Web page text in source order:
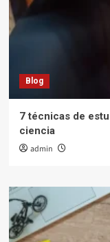
Blog
7 técnicas de
ciencia
admin